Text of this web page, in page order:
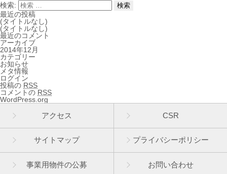
検索:
最近の投稿
(タイトルなし)
(タイトルなし)
最近のコメント
アーカイブ
2014年12月
カテゴリー
お知らせ
メタ情報
ログイン
投稿の RSS
コメントの RSS
WordPress.org
アクセス
CSR
サイトマップ プライバシーポリシー
事業用物件の公募 お問い合わせ